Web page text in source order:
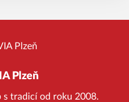
Plzeň
s tradicí od roku 2008.